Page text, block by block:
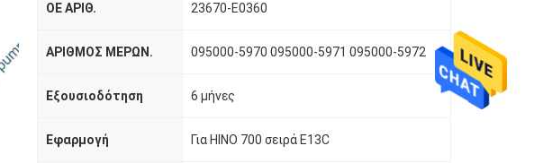
OE ΑΡΙΘ. 23670-E0360
ΑΡΙΘΜΟΣ ΜΕΡΩΝ. 095000-5970 095000-5971 095000-5972
Εξουσιοδότηση 6 μήνες
Εφαρμογή Για HINO 700 σειρά E13C